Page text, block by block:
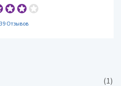
Отзывов
(1)